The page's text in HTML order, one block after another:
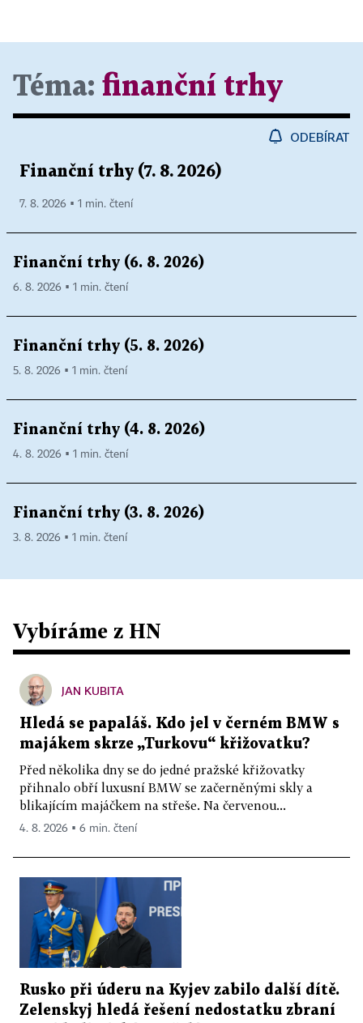
Téma: finanční trhy
ODEBÍRAT
Finanční trhy (7. 8. 2026)
7. 8. 2026 ▪ 1 min. čtení
Finanční trhy (6. 8. 2026)
6. 8. 2026 ▪ 1 min. čtení
Finanční trhy (5. 8. 2026)
5. 8. 2026 ▪ 1 min. čtení
Finanční trhy (4. 8. 2026)
4. 8. 2026 ▪ 1 min. čtení
Finanční trhy (3. 8. 2026)
3. 8. 2026 ▪ 1 min. čtení
Vybíráme z HN
JAN KUBITA
Hledá se papaláš. Kdo jel v černém BMW s
majákem skrze „Turkovu“ křižovatku?
Před několika dny se do jedné pražské křižovatky
přihnalo obří luxusní BMW se začerněnými skly a
blikajícím majáčkem na střeše. Na červenou...
4. 8. 2026 ▪ 6 min. čtení
Rusko při úderu na Kyjev zabilo další dítě.
Zelenskyj hledá řešení nedostatku zbraní